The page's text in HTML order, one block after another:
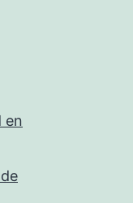
en